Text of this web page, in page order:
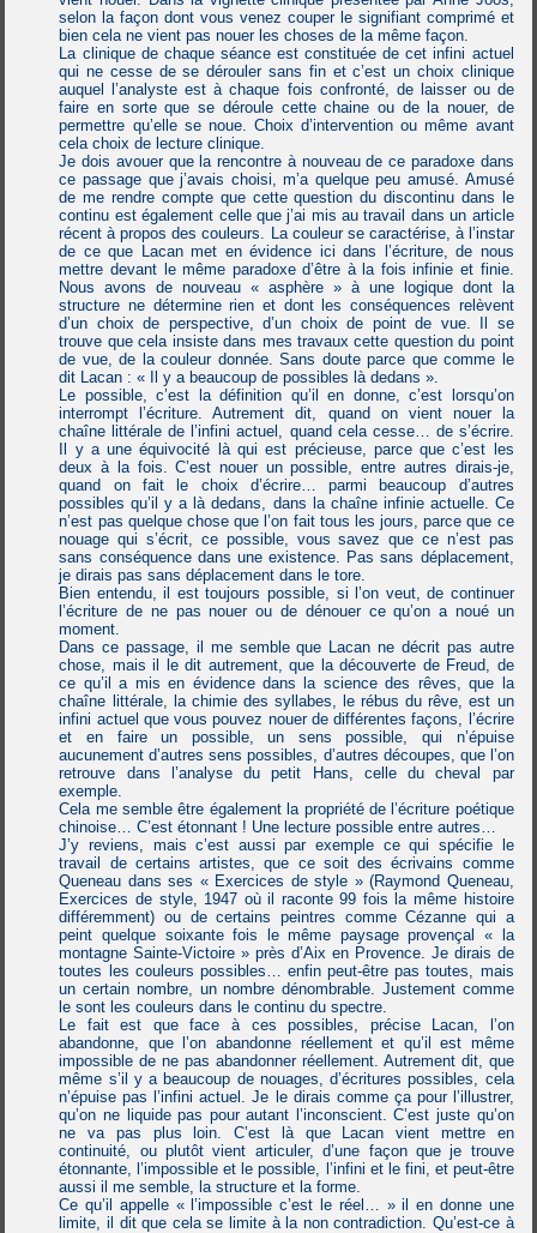
selon la façon dont vous venez couper le signifiant comprimé et
bien cela ne vient pas nouer les choses de la même façon.
La clinique de chaque séance est constituée de cet infini actuel
qui ne cesse de se dérouler sans fin et c’est un choix clinique
auquel l’analyste est à chaque fois confronté, de laisser ou de
faire en sorte que se déroule cette chaine ou de la nouer, de
permettre qu’elle se noue. Choix d’intervention ou même avant
cela choix de lecture clinique.
Je dois avouer que la rencontre à nouveau de ce paradoxe dans
ce passage que j’avais choisi, m’a quelque peu amusé. Amusé
de me rendre compte que cette question du discontinu dans le
continu est également celle que j’ai mis au travail dans un article
récent à propos des couleurs. La couleur se caractérise, à l’instar
de ce que Lacan met en évidence ici dans l’écriture, de nous
mettre devant le même paradoxe d’être à la fois infinie et finie.
Nous avons de nouveau « asphère » à une logique dont la
structure ne détermine rien et dont les conséquences relèvent
d’un choix de perspective, d’un choix de point de vue. Il se
trouve que cela insiste dans mes travaux cette question du point
de vue, de la couleur donnée. Sans doute parce que comme le
dit Lacan : « Il y a beaucoup de possibles là dedans ».
Le possible, c’est la définition qu’il en donne, c’est lorsqu’on
interrompt l’écriture. Autrement dit, quand on vient nouer la
chaîne littérale de l’infini actuel, quand cela cesse… de s’écrire.
Il y a une équivocité là qui est précieuse, parce que c’est les
deux à la fois. C’est nouer un possible, entre autres dirais-je,
quand on fait le choix d’écrire… parmi beaucoup d’autres
possibles qu’il y a là dedans, dans la chaîne infinie actuelle. Ce
n’est pas quelque chose que l’on fait tous les jours, parce que ce
nouage qui s’écrit, ce possible, vous savez que ce n’est pas
sans conséquence dans une existence. Pas sans déplacement,
je dirais pas sans déplacement dans le tore.
Bien entendu, il est toujours possible, si l’on veut, de continuer
l’écriture de ne pas nouer ou de dénouer ce qu’on a noué un
moment.
Dans ce passage, il me semble que Lacan ne décrit pas autre
chose, mais il le dit autrement, que la découverte de Freud, de
ce qu’il a mis en évidence dans la science des rêves, que la
chaîne littérale, la chimie des syllabes, le rébus du rêve, est un
infini actuel que vous pouvez nouer de différentes façons, l’écrire
et en faire un possible, un sens possible, qui n’épuise
aucunement d’autres sens possibles, d’autres découpes, que l’on
retrouve dans l’analyse du petit Hans, celle du cheval par
exemple.
Cela me semble être également la propriété de l’écriture poétique
chinoise… C’est étonnant ! Une lecture possible entre autres…
J’y reviens, mais c’est aussi par exemple ce qui spécifie le
travail de certains artistes, que ce soit des écrivains comme
Queneau dans ses « Exercices de style » (Raymond Queneau,
Exercices de style, 1947 où il raconte 99 fois la même histoire
différemment) ou de certains peintres comme Cézanne qui a
peint quelque soixante fois le même paysage provençal « la
montagne Sainte-Victoire » près d’Aix en Provence. Je dirais de
toutes les couleurs possibles… enfin peut-être pas toutes, mais
un certain nombre, un nombre dénombrable. Justement comme
le sont les couleurs dans le continu du spectre.
Le fait est que face à ces possibles, précise Lacan, l’on
abandonne, que l’on abandonne réellement et qu’il est même
impossible de ne pas abandonner réellement. Autrement dit, que
même s’il y a beaucoup de nouages, d’écritures possibles, cela
n’épuise pas l’infini actuel. Je le dirais comme ça pour l’illustrer,
qu’on ne liquide pas pour autant l’inconscient. C’est juste qu’on
ne va pas plus loin. C’est là que Lacan vient mettre en
continuité, ou plutôt vient articuler, d’une façon que je trouve
étonnante, l’impossible et le possible, l’infini et le fini, et peut-être
aussi il me semble, la structure et la forme.
Ce qu’il appelle « l’impossible c’est le réel… » il en donne une
limite, il dit que cela se limite à la non contradiction. Qu’est-ce à